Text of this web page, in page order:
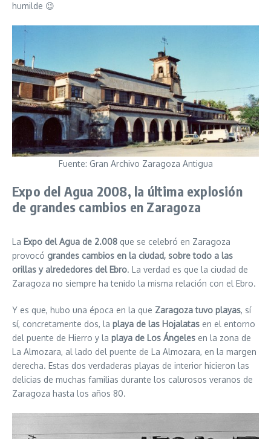
humilde 😉
Fuente: Gran Archivo Zaragoza Antigua
Expo del Agua 2008, la última explosión
de grandes cambios en Zaragoza
La Expo del Agua de 2.008 que se celebró en Zaragoza
provocó grandes cambios en la ciudad, sobre todo a las
orillas y alrededores del Ebro. La verdad es que la ciudad de
Zaragoza no siempre ha tenido la misma relación con el Ebro.
Y es que, hubo una época en la que Zaragoza tuvo playas, sí
sí, concretamente dos, la playa de las Hojalatas en el entorno
del puente de Hierro y la playa de Los Ángeles en la zona de
La Almozara, al lado del puente de La Almozara, en la margen
derecha. Estas dos verdaderas playas de interior hicieron las
delicias de muchas familias durante los calurosos veranos de
Zaragoza hasta los años 80.